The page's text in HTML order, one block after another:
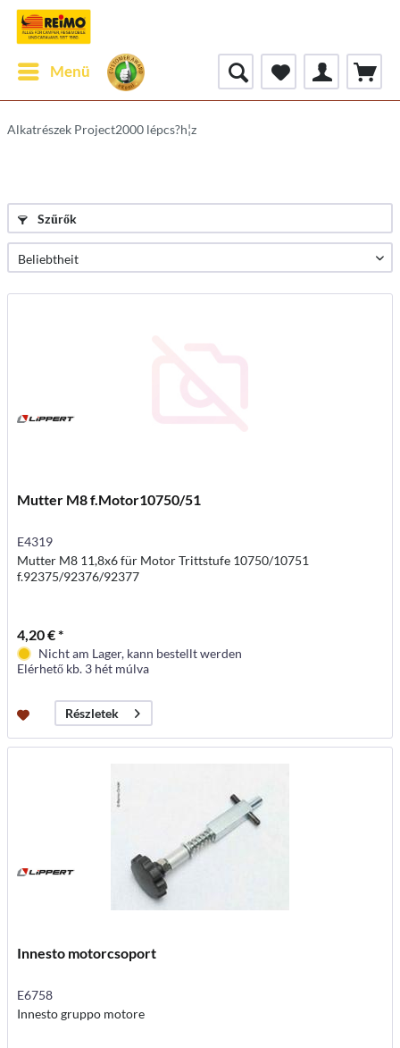
Menü
Alkatrészek Project2000 lépcs?h¦z
Szűrők
Mutter M8 f.Motor10750/51
E4319
Mutter M8 11,8x6 für Motor Trittstufe 10750/10751
f.92375/92376/92377
4,20 € *
Nicht am Lager, kann bestellt werden
Elérhető kb. 3 hét múlva
Részletek
Innesto motorcsoport
E6758
Innesto gruppo motore